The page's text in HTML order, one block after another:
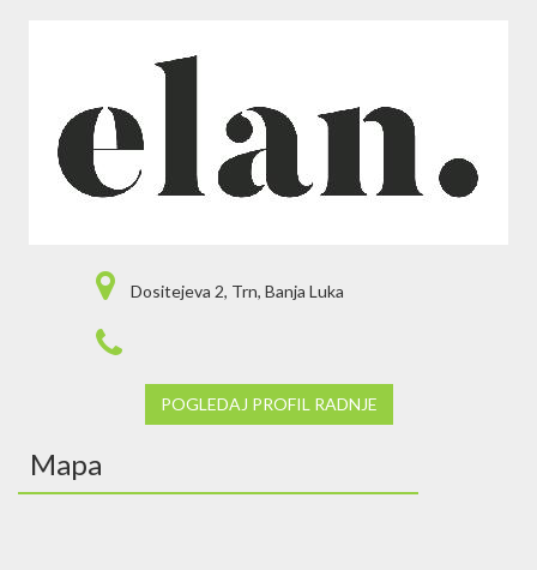
Dositejeva 2, Trn, Banja Luka
POGLEDAJ PROFIL RADNJE
Mapa